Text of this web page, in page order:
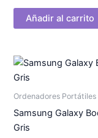
Añadir al carrito
Ordenadores Portátiles
Samsung Galaxy
Gris